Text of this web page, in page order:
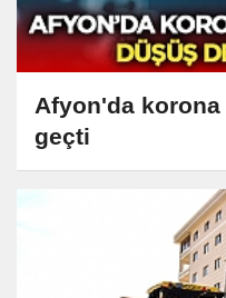
Afyon'da korona
geçti